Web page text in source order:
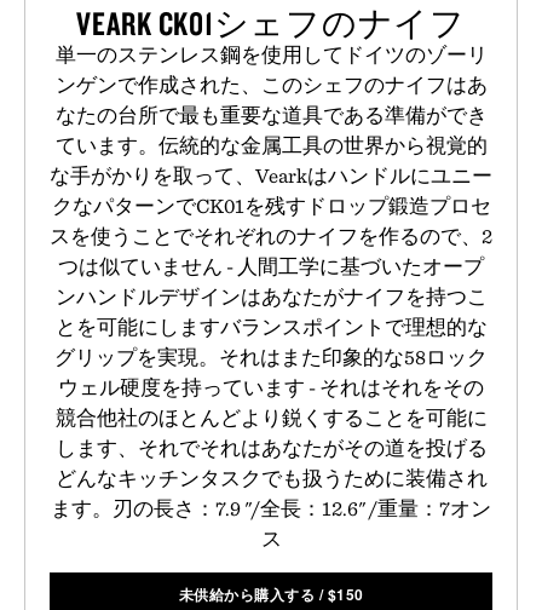
VEARK CK01シェフのナイフ
単一のステンレス鋼を使用してドイツのゾーリ
ンゲンで作成された、このシェフのナイフはあ
なたの台所で最も重要な道具である準備ができ
ています。伝統的な金属工具の世界から視覚的
な手がかりを取って、Vearkはハンドルにユニー
クなパターンでCK01を残すドロップ鍛造プロセ
スを使うことでそれぞれのナイフを作るので、2
つは似ていません - 人間工学に基づいたオープ
ンハンドルデザインはあなたがナイフを持つこ
とを可能にしますバランスポイントで理想的な
グリップを実現。それはまた印象的な58ロック
ウェル硬度を持っています - それはそれをその
競合他社のほとんどより鋭くすることを可能に
します、それでそれはあなたがその道を投げる
どんなキッチンタスクでも扱うために装備され
ます。刃の長さ：7.9 "/全長：12.6" /重量：7オン
ス
未供給から購入する /$150